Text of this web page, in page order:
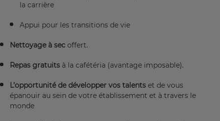
la carrière
Appui pour les transitions de vie
Nettoyage à sec offert.
Repas gratuits à la cafétéria (avantage imposable).
L’opportunité de développer vos talents et de vous
épanouir au sein de votre établissement et à travers le
monde